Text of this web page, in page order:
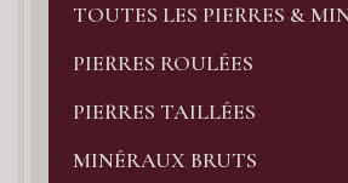
TOUTES LES PIERRES &
PIERRES ROULÉES
PIERRES TAILLÉES
MINÉRAUX BRUTS